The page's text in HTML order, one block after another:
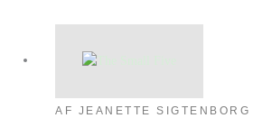
AF JEANETTE SIGTENBORG